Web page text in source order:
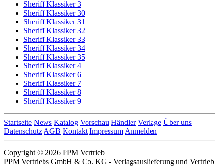
Sheriff Klassiker 3
Sheriff Klassiker 30
Sheriff Klassiker 31
Sheriff Klassiker 32
Sheriff Klassiker 33
Sheriff Klassiker 34
Sheriff Klassiker 35
Sheriff Klassiker 4
Sheriff Klassiker 6
Sheriff Klassiker 7
Sheriff Klassiker 8
Sheriff Klassiker 9
Startseite News Katalog Vorschau Händler Verlage Über uns
Datenschutz AGB Kontakt Impressum Anmelden
Copyright © 2026 PPM Vertrieb
PPM Vertriebs GmbH & Co. KG - Verlagsauslieferung und Vertrieb